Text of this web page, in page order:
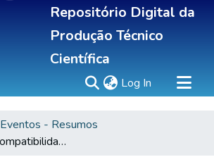
Repositório Digital da
Produção Técnico
Científica
Log In (current)
Eventos - Resumos
Estudo da biocompatibilidade in vitro e in vivo de membranas de hidrogeis